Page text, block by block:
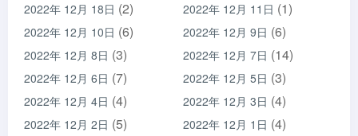
2022年 12月 18日 (2) 2022年 12月 11日 (1)
2022年 12月 10日 (6) 2022年 12月 9日 (6)
2022年 12月 8日 (3) 2022年 12月 7日 (14)
2022年 12月 6日 (7) 2022年 12月 5日 (3)
2022年 12月 4日 (4) 2022年 12月 3日 (4)
2022年 12月 2日 (5) 2022年 12月 1日 (4)